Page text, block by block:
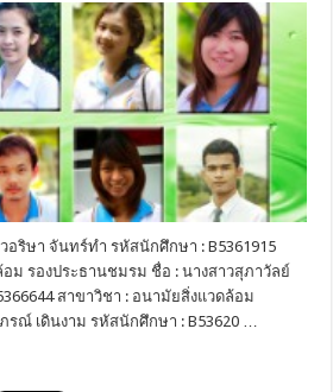
อริษา จันทร์ทำ รหัสนักศึกษา : B5361915
ม รองประธานชมรม ชื่อ : นางสาวสุภาวัลย์
สาขาวิชา : อนามัยสิ่งแวดล้อม
รณ์ เดินงาม รหัสนักศึกษา : B53620 …